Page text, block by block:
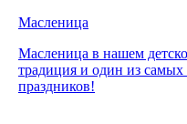
Масленица
Масленица в нашем
традиция и один из
праздников!